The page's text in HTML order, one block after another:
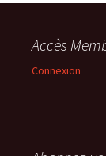
Accès
Connexion